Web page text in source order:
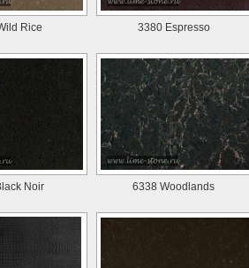
Rice 3380 Espresso
Noir 6338 Woodlands